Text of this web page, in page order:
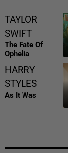
TAYLOR
SWIFT
The Fate Of
Ophelia
HARRY
STYLES
As It Was